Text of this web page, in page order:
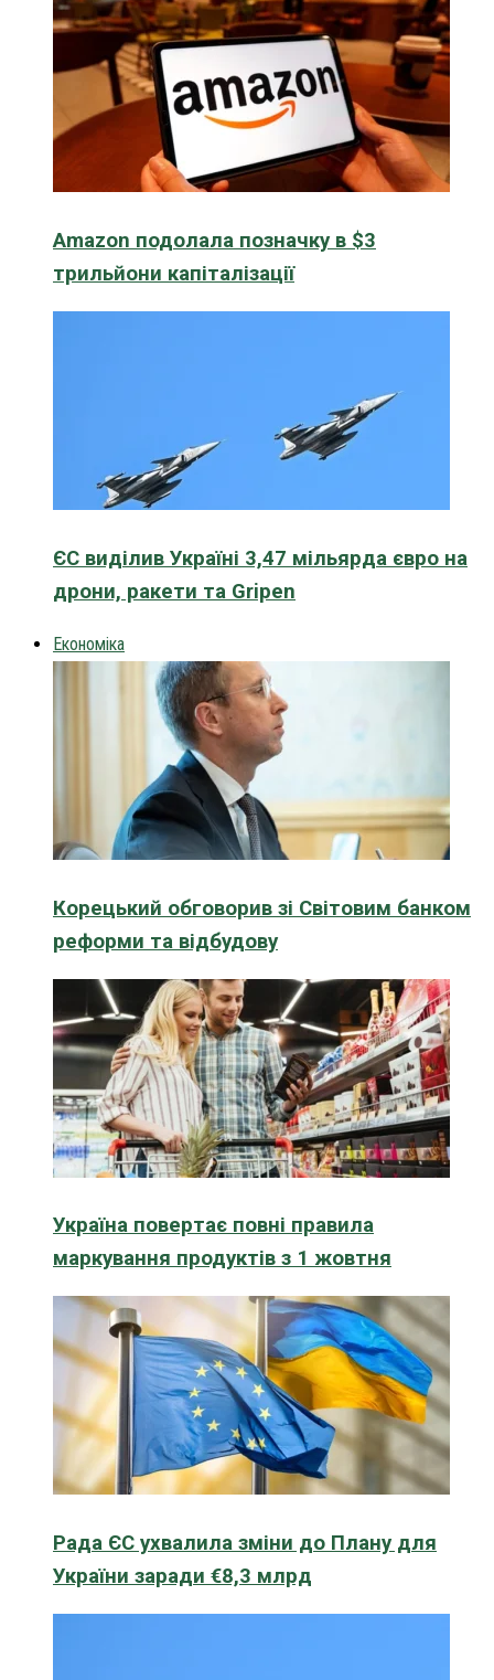
Amazon подолала позначку в $3
трильйони капіталізації
ЄС виділив Україні 3,47 мільярда євро на
дрони, ракети та Gripen
Економіка
Корецький обговорив зі Світовим банком
реформи та відбудову
Україна повертає повні правила
маркування продуктів з 1 жовтня
Рада ЄС ухвалила зміни до Плану для
України заради €8,3 млрд